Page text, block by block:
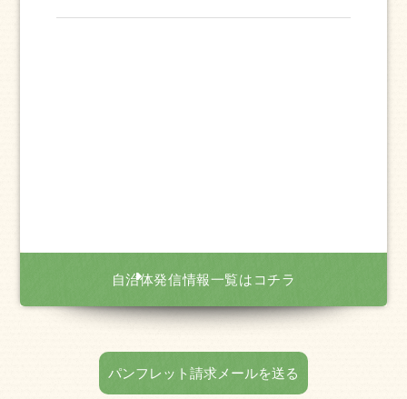
自治体発信情報一覧はコチラ
パンフレット請求メールを送る